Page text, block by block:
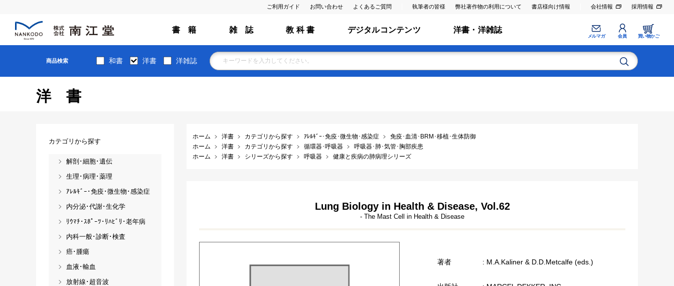
ご利用ガイド お問い合わせ よくあるご質問 執筆者の皆様 弊社著作物の利用について 書店様向け情報 会社情報 採用情報
書 籍 雑 誌 教 科 書 デジタルコンテンツ 洋書・洋雑誌
メルマガ 会員 買い物かご
商品検索 和書 洋書 洋雑誌
洋書
ホーム 洋書 カテゴリから探す ｱﾚﾙｷﾞｰ･免疫･微生物･感染症
免疫･血清･BRM･移植･生体防御
ホーム
洋書 カテゴリから探す 循環器･呼吸器
呼吸器･肺･気管･胸部疾患
ホーム
洋書 シリーズから探す 呼吸器 健康と疾病の肺病理シリーズ
Lung Biology in Health & Disease, Vol.62
- The Mast Cell in Health & Disease
著者 : M.A.Kaliner & D.D.Metcalfe (eds.)
カテゴリから探す
解剖･細胞･遺伝
生理･病理･薬理
ｱﾚﾙｷﾞｰ･免疫･微生物･感染症
内分泌･代謝･生化学
ﾘｳﾏﾁ･ｽﾎﾟｰﾂ･ﾘﾊﾋﾞﾘ･老年病
内科一般･診断･検査
癌･腫瘍
血液･輸血
放射線･超音波